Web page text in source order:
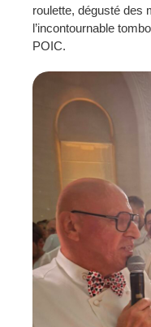
roulette, dégusté des
l’incontournable
POIC.